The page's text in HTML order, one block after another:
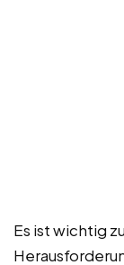
Es ist wichtig